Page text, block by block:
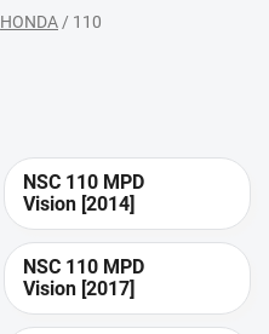
HONDA / 110
NSC 110 MPD
Vision [2014]
NSC 110 MPD
Vision [2017]